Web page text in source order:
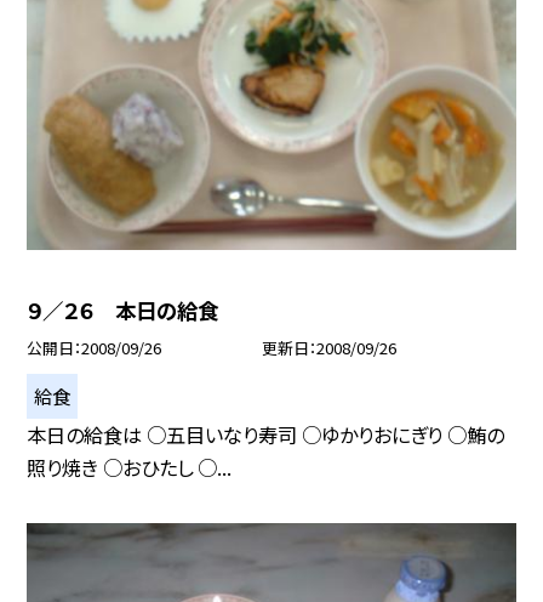
９／２６ 本日の給食
公開日 2008/09/26 更新日 2008/09/26
給食
本日の給食は ○五目いなり寿司 ○ゆかりおにぎり ○鮪の
照り焼き ○おひたし ○...